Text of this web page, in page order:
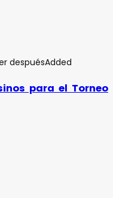
despuésAdded
para el Torneo